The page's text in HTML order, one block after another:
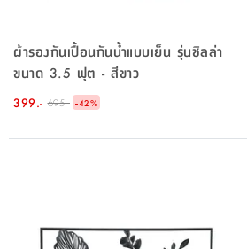
ผ้ารองกันเปื้อนกันน้ำแบบเย็น รุ่นชิลล่า
ขนาด 3.5 ฟุต - สีขาว
399.- 695.- -42%